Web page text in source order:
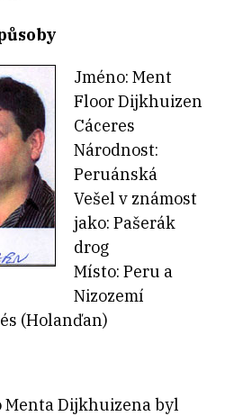
Jméno: Ment
Floor Dijkhuizen
Cáceres
Národnost:
Peruánská
Vešel v známost
jako: Pašerák
drog
Místo: Peru a
Nizozemí
(Holanďan)
Dijkhuizena byl